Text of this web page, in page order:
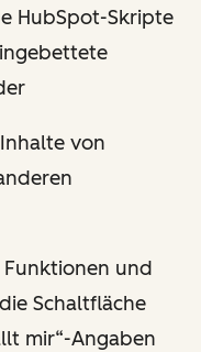
HubSpot-Skripte
von
Funktionen und
Schaltfläche
mir“-Angaben